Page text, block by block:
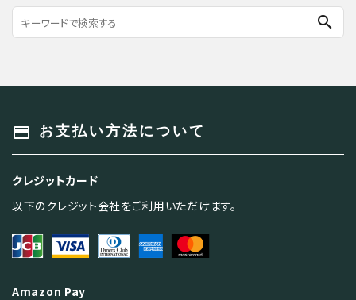
search
payment お支払い方法について
クレジットカード
以下のクレジット会社をご利用いただけます。
Amazon Pay